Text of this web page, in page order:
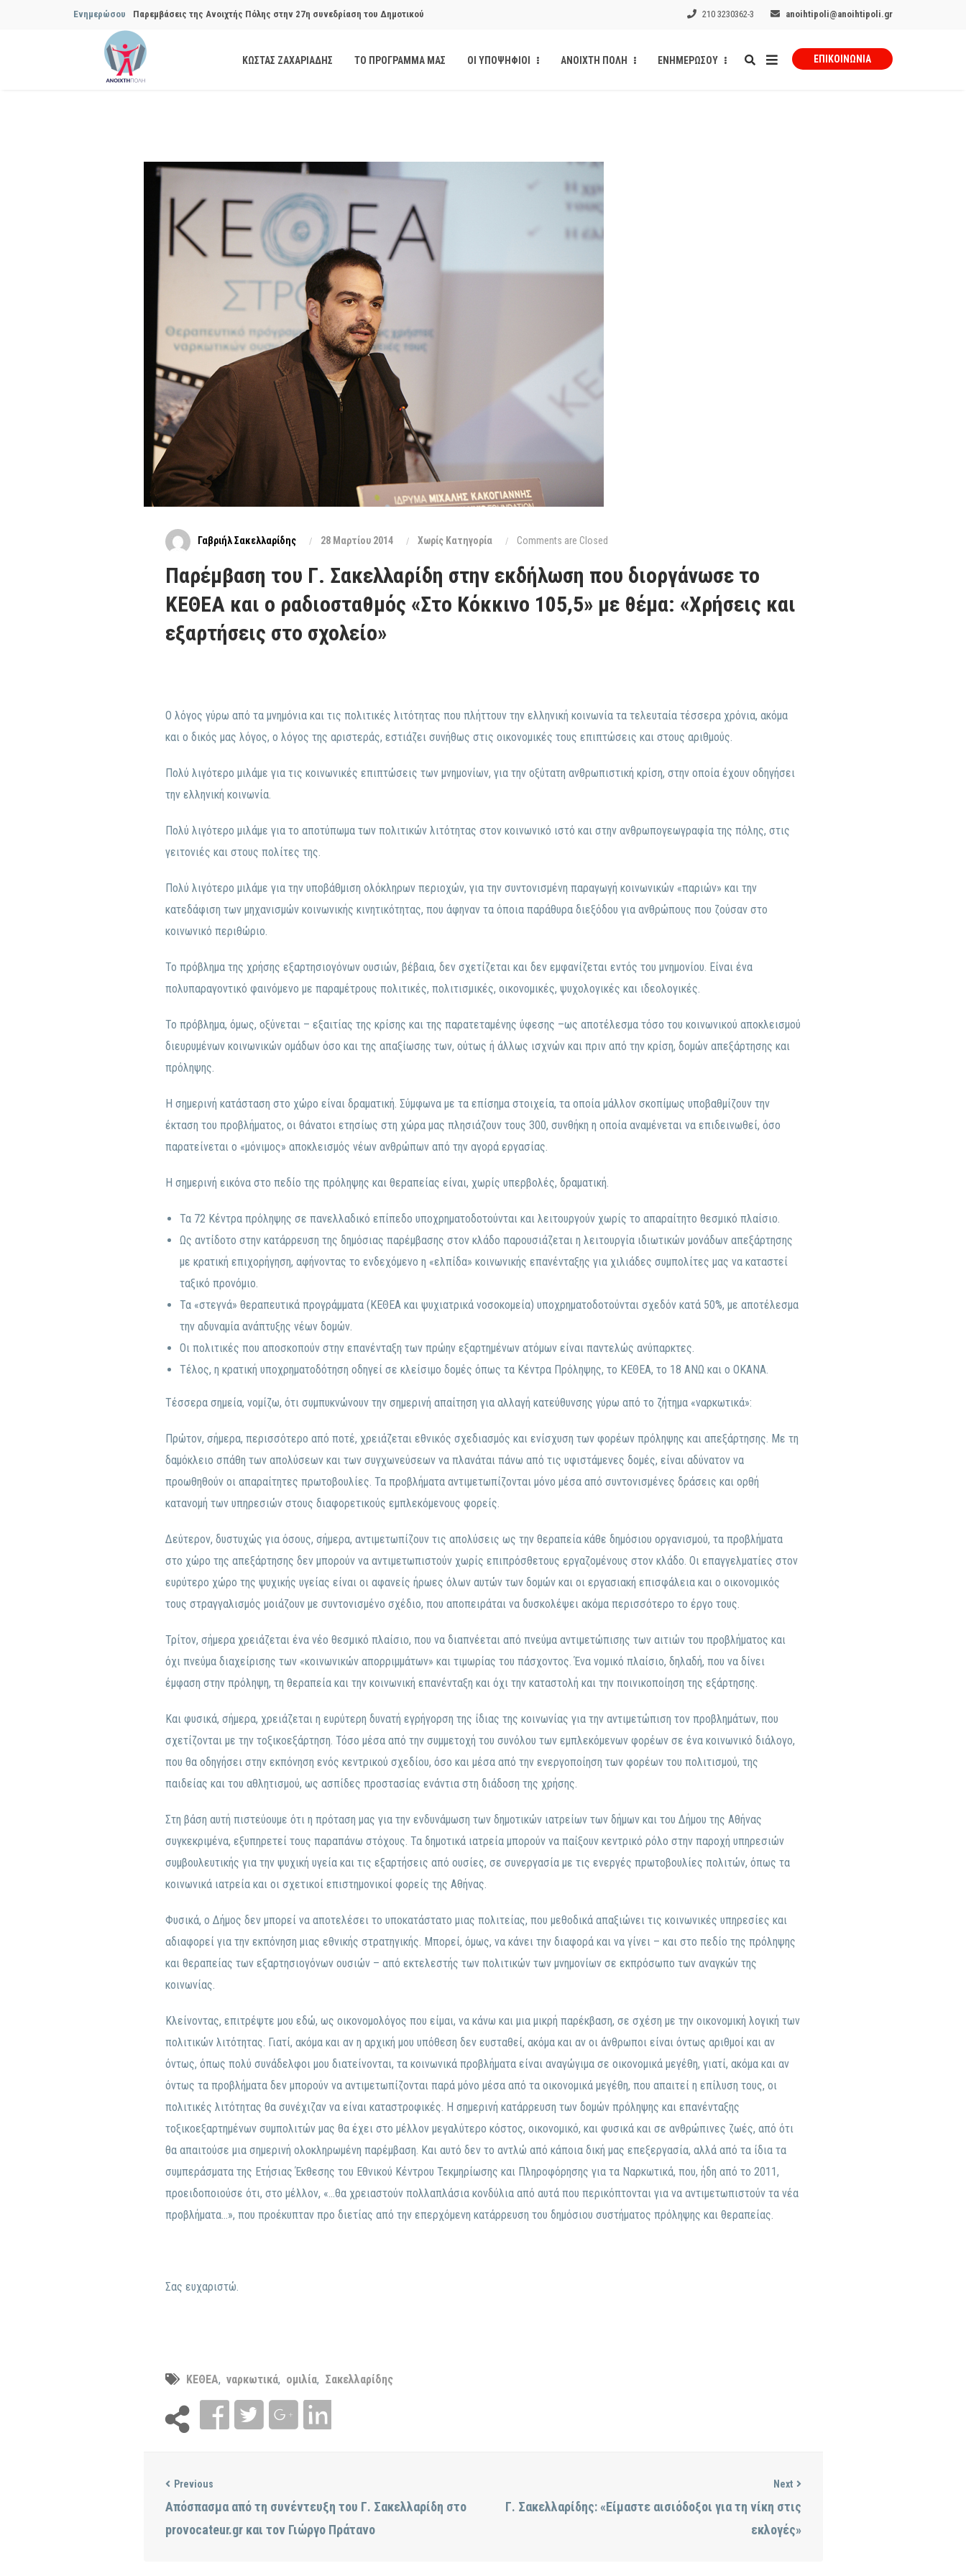
Ενημερώσου Παρεμβάσεις της Ανοιχτής Πόλης στην 29η συνεδρίαση του Δημοτικού
Συμβουλίου του Δήμου…
Να αποδοθούν ευθύνες για το μακροχρόνιο σκάνδαλο των «σπιτιών
ασφάλειας στην Κυψέλη
Παρεμβάσεις της Ανοιχτής Πόλης στην 27η συνεδρίαση του Δημοτικού
210 3230362-3 anoihtipoli@anoihtipoli.gr
ΚΩΣΤΑΣ ΖΑΧΑΡΙΑΔΗΣ ΤΟ ΠΡΟΓΡΑΜΜΑ ΜΑΣ ΟΙ ΥΠΟΨΗΦΙΟΙ ΑΝΟΙΧΤΗ ΠΟΛΗ ΕΝΗΜΕΡΩΣΟΥ ΕΠΙΚΟΙΝΩΝΊΑ
Γαβριήλ Σακελλαρίδης 28 Μαρτίου 2014 Xωρίς Κατηγορία Comments are Closed
Παρέμβαση του Γ. Σακελλαρίδη στην εκδήλωση που διοργάνωσε το
ΚΕΘΕΑ και ο ραδιοσταθμός «Στο Κόκκινο 105,5» με θέμα: «Χρήσεις και
εξαρτήσεις στο σχολείο»
Ο λόγος γύρω από τα μνημόνια και τις πολιτικές λιτότητας που πλήττουν την ελληνική κοινωνία τα τελευταία τέσσερα χρόνια, ακόμα
και ο δικός μας λόγος, ο λόγος της αριστεράς, εστιάζει συνήθως στις οικονομικές τους επιπτώσεις και στους αριθμούς.
Πολύ λιγότερο μιλάμε για τις κοινωνικές επιπτώσεις των μνημονίων, για την οξύτατη ανθρωπιστική κρίση, στην οποία έχουν οδηγήσει
την ελληνική κοινωνία.
Πολύ λιγότερο μιλάμε για το αποτύπωμα των πολιτικών λιτότητας στον κοινωνικό ιστό και στην ανθρωπογεωγραφία της πόλης, στις
γειτονιές και στους πολίτες της.
Πολύ λιγότερο μιλάμε για την υποβάθμιση ολόκληρων περιοχών, για την συντονισμένη παραγωγή κοινωνικών «παριών» και την
κατεδάφιση των μηχανισμών κοινωνικής κινητικότητας, που άφηναν τα όποια παράθυρα διεξόδου για ανθρώπους που ζούσαν στο
κοινωνικό περιθώριο.
Το πρόβλημα της χρήσης εξαρτησιογόνων ουσιών, βέβαια, δεν σχετίζεται και δεν εμφανίζεται εντός του μνημονίου. Είναι ένα
πολυπαραγοντικό φαινόμενο με παραμέτρους πολιτικές, πολιτισμικές, οικονομικές, ψυχολογικές και ιδεολογικές.
Το πρόβλημα, όμως, οξύνεται – εξαιτίας της κρίσης και της παρατεταμένης ύφεσης –ως αποτέλεσμα τόσο του κοινωνικού αποκλεισμού
διευρυμένων κοινωνικών ομάδων όσο και της απαξίωσης των, ούτως ή άλλως ισχνών και πριν από την κρίση, δομών απεξάρτησης και
πρόληψης.
Η σημερινή κατάσταση στο χώρο είναι δραματική. Σύμφωνα με τα επίσημα στοιχεία, τα οποία μάλλον σκοπίμως υποβαθμίζουν την
έκταση του προβλήματος, οι θάνατοι ετησίως στη χώρα μας πλησιάζουν τους 300, συνθήκη η οποία αναμένεται να επιδεινωθεί, όσο
παρατείνεται ο «μόνιμος» αποκλεισμός νέων ανθρώπων από την αγορά εργασίας.
Η σημερινή εικόνα στο πεδίο της πρόληψης και θεραπείας είναι, χωρίς υπερβολές, δραματική.
Τα 72 Κέντρα πρόληψης σε πανελλαδικό επίπεδο υποχρηματοδοτούνται και λειτουργούν χωρίς το απαραίτητο θεσμικό πλαίσιο.
Ως αντίδοτο στην κατάρρευση της δημόσιας παρέμβασης στον κλάδο παρουσιάζεται η λειτουργία ιδιωτικών μονάδων απεξάρτησης
με κρατική επιχορήγηση, αφήνοντας το ενδεχόμενο η «ελπίδα» κοινωνικής επανένταξης για χιλιάδες συμπολίτες μας να καταστεί
ταξικό προνόμιο.
Τα «στεγνά» θεραπευτικά προγράμματα (ΚΕΘΕΑ και ψυχιατρικά νοσοκομεία) υποχρηματοδοτούνται σχεδόν κατά 50%, με αποτέλεσμα
την αδυναμία ανάπτυξης νέων δομών.
Οι πολιτικές που αποσκοπούν στην επανένταξη των πρώην εξαρτημένων ατόμων είναι παντελώς ανύπαρκτες.
Τέλος, η κρατική υποχρηματοδότηση οδηγεί σε κλείσιμο δομές όπως τα Κέντρα Πρόληψης, το ΚΕΘΕΑ, το 18 ΑΝΩ και ο ΟΚΑΝΑ.
Τέσσερα σημεία, νομίζω, ότι συμπυκνώνουν την σημερινή απαίτηση για αλλαγή κατεύθυνσης γύρω από το ζήτημα «ναρκωτικά»:
Πρώτον, σήμερα, περισσότερο από ποτέ, χρειάζεται εθνικός σχεδιασμός και ενίσχυση των φορέων πρόληψης και απεξάρτησης. Με τη
δαμόκλειο σπάθη των απολύσεων και των συγχωνεύσεων να πλανάται πάνω από τις υφιστάμενες δομές, είναι αδύνατον να
προωθηθούν οι απαραίτητες πρωτοβουλίες. Τα προβλήματα αντιμετωπίζονται μόνο μέσα από συντονισμένες δράσεις και ορθή
κατανομή των υπηρεσιών στους διαφορετικούς εμπλεκόμενους φορείς.
Δεύτερον, δυστυχώς για όσους, σήμερα, αντιμετωπίζουν τις απολύσεις ως την θεραπεία κάθε δημόσιου οργανισμού, τα προβλήματα
στο χώρο της απεξάρτησης δεν μπορούν να αντιμετωπιστούν χωρίς επιπρόσθετους εργαζομένους στον κλάδο. Οι επαγγελματίες στον
ευρύτερο χώρο της ψυχικής υγείας είναι οι αφανείς ήρωες όλων αυτών των δομών και οι εργασιακή επισφάλεια και ο οικονομικός
τους στραγγαλισμός μοιάζουν με συντονισμένο σχέδιο, που αποπειράται να δυσκολέψει ακόμα περισσότερο το έργο τους.
Τρίτον, σήμερα χρειάζεται ένα νέο θεσμικό πλαίσιο, που να διαπνέεται από πνεύμα αντιμετώπισης των αιτιών του προβλήματος και
όχι πνεύμα διαχείρισης των «κοινωνικών απορριμμάτων» και τιμωρίας του πάσχοντος. Ένα νομικό πλαίσιο, δηλαδή, που να δίνει
έμφαση στην πρόληψη, τη θεραπεία και την κοινωνική επανένταξη και όχι την καταστολή και την ποινικοποίηση της εξάρτησης.
Και φυσικά, σήμερα, χρειάζεται η ευρύτερη δυνατή εγρήγορση της ίδιας της κοινωνίας για την αντιμετώπιση τον προβλημάτων, που
σχετίζονται με την τοξικοεξάρτηση. Τόσο μέσα από την συμμετοχή του συνόλου των εμπλεκόμενων φορέων σε ένα κοινωνικό διάλογο,
που θα οδηγήσει στην εκπόνηση ενός κεντρικού σχεδίου, όσο και μέσα από την ενεργοποίηση των φορέων του πολιτισμού, της
παιδείας και του αθλητισμού, ως ασπίδες προστασίας ενάντια στη διάδοση της χρήσης.
Στη βάση αυτή πιστεύουμε ότι η πρόταση μας για την ενδυνάμωση των δημοτικών ιατρείων των δήμων και του Δήμου της Αθήνας
συγκεκριμένα, εξυπηρετεί τους παραπάνω στόχους. Τα δημοτικά ιατρεία μπορούν να παίξουν κεντρικό ρόλο στην παροχή υπηρεσιών
συμβουλευτικής για την ψυχική υγεία και τις εξαρτήσεις από ουσίες, σε συνεργασία με τις ενεργές πρωτοβουλίες πολιτών, όπως τα
κοινωνικά ιατρεία και οι σχετικοί επιστημονικοί φορείς της Αθήνας.
Φυσικά, ο Δήμος δεν μπορεί να αποτελέσει το υποκατάστατο μιας πολιτείας, που μεθοδικά απαξιώνει τις κοινωνικές υπηρεσίες και
αδιαφορεί για την εκπόνηση μιας εθνικής στρατηγικής. Μπορεί, όμως, να κάνει την διαφορά και να γίνει – και στο πεδίο της πρόληψης
και θεραπείας των εξαρτησιογόνων ουσιών – από εκτελεστής των πολιτικών των μνημονίων σε εκπρόσωπο των αναγκών της
κοινωνίας.
Κλείνοντας, επιτρέψτε μου εδώ, ως οικονομολόγος που είμαι, να κάνω και μια μικρή παρέκβαση, σε σχέση με την οικονομική λογική των
πολιτικών λιτότητας. Γιατί, ακόμα και αν η αρχική μου υπόθεση δεν ευσταθεί, ακόμα και αν οι άνθρωποι είναι όντως αριθμοί και αν
όντως, όπως πολύ συνάδελφοι μου διατείνονται, τα κοινωνικά προβλήματα είναι αναγώγιμα σε οικονομικά μεγέθη, γιατί, ακόμα και αν
όντως τα προβλήματα δεν μπορούν να αντιμετωπίζονται παρά μόνο μέσα από τα οικονομικά μεγέθη, που απαιτεί η επίλυση τους, οι
πολιτικές λιτότητας θα συνέχιζαν να είναι καταστροφικές. Η σημερινή κατάρρευση των δομών πρόληψης και επανένταξης
τοξικοεξαρτημένων συμπολιτών μας θα έχει στο μέλλον μεγαλύτερο κόστος, οικονομικό, και φυσικά και σε ανθρώπινες ζωές, από ότι
θα απαιτούσε μια σημερινή ολοκληρωμένη παρέμβαση. Και αυτό δεν το αντλώ από κάποια δική μας επεξεργασία, αλλά από τα ίδια τα
συμπεράσματα της Ετήσιας Έκθεσης του Εθνικού Κέντρου Τεκμηρίωσης και Πληροφόρησης για τα Ναρκωτικά, που, ήδη από το 2011,
προειδοποιούσε ότι, στο μέλλον, «…θα χρειαστούν πολλαπλάσια κονδύλια από αυτά που περικόπτονται για να αντιμετωπιστούν τα νέα
προβλήματα…», που προέκυπταν προ διετίας από την επερχόμενη κατάρρευση του δημόσιου συστήματος πρόληψης και θεραπείας.
Σας ευχαριστώ.
ΚΕΘΕΑ, ναρκωτικά, ομιλία, Σακελλαρίδης
Previous
Απόσπασμα από τη συνέντευξη του Γ. Σακελλαρίδη στο
provocateur.gr και τον Γιώργο Πράτανο‏
Next
Γ. Σακελλαρίδης: «Είμαστε αισιόδοξοι για τη νίκη στις
εκλογές»